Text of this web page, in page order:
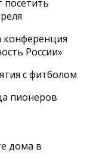
посетить
конференция
России»
с фитболом
пионеров
дома в